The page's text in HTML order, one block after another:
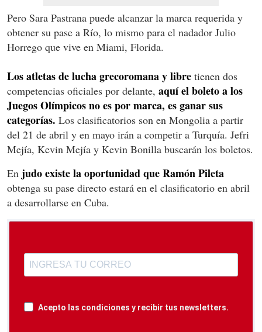
Pero Sara Pastrana puede alcanzar la marca requerida y
obtener su pase a Río, lo mismo para el nadador Julio
Horrego que vive en Miami, Florida.
Los atletas de lucha grecoromana y libre tienen dos
competencias oficiales por delante, aquí el boleto a los
Juegos Olímpicos no es por marca, es ganar sus
categorías. Los clasificatorios son en Mongolia a partir
del 21 de abril y en mayo irán a competir a Turquía. Jefri
Mejía, Kevin Mejía y Kevin Bonilla buscarán los boletos.
En judo existe la oportunidad que Ramón Pileta
obtenga su pase directo estará en el clasificatorio en abril
a desarrollarse en Cuba.
Acepto las condiciones y recibir tus newsletters.